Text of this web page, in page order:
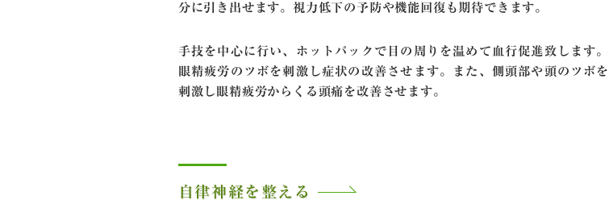
分に引き出せます。視力低下の予防や機能回復も期待できます。
手技を中心に行い、ホットパックで目の周りを温めて血行促進致します。
眼精疲労のツボを刺激し症状の改善させます。また、側頭部や頭のツボを
刺激し眼精疲労からくる頭痛を改善させます。
自律神経を整える